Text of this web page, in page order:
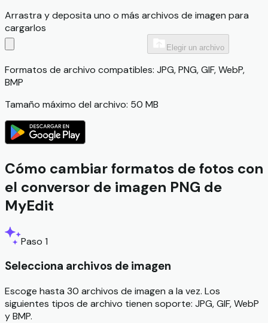
Arrastra y deposita uno o más archivos de imagen para
cargarlos
Elegir un archivo
Formatos de archivo compatibles: JPG, PNG, GIF, WebP,
BMP
Tamaño máximo del archivo: 50 MB
Cómo cambiar formatos de fotos con
el conversor de imagen PNG de
MyEdit
Paso 1
Selecciona archivos de imagen
Escoge hasta 30 archivos de imagen a la vez. Los
siguientes tipos de archivo tienen soporte: JPG, GIF, WebP
y BMP.